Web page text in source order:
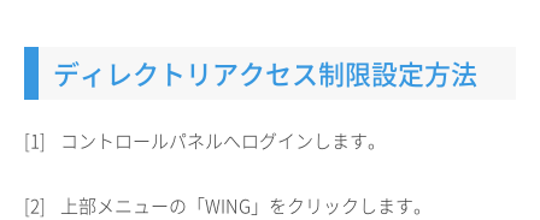
ディレクトリアクセス制限設定方法
[1] コントロールパネルへログインします。
[2] 上部メニューの「WING」をクリックします。